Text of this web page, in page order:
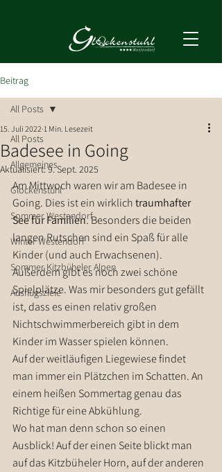
Beitrag
All Posts
Allgemeines
Glockenstuhl
Sommer Westendorf
Winter Westendorf
Sommer Kitzbüheler Alpen
Ausflugsziele
All Posts
Badesee in Going
15. Juli 2022 1 Min. Lesezeit
Aktualisiert:9. Sept. 2025
Am Mittwoch waren wir am Badesee in
Going. Dies ist ein wirklich traumhafter
See für Familien. Besonders die beiden
langen Rutschen sind ein Spaß für alle
Kinder (und auch Erwachsenen).
Außerdem gibt es noch zwei schöne
Spielplätze. Was mir besonders gut gefällt
ist, dass es einen relativ großen
Nichtschwimmerbereich gibt in dem
Kinder im Wasser spielen können.
Auf der weitläufigen Liegewiese findet
man immer ein Plätzchen im Schatten. An
einem heißen Sommertag genau das
Richtige für eine Abkühlung.
Wo hat man denn schon so einen
Ausblick! Auf der einen Seite blickt man
auf das Kitzbüheler Horn, auf der anderen